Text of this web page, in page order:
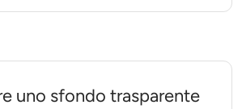
uno sfondo trasparente